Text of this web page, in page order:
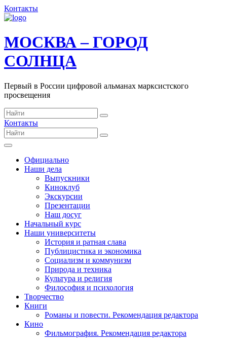
Контакты
МОСКВА – ГОРОД
СОЛНЦА
Первый в России цифровой альманах марксистского
просвещения
Контакты
Официально
Наши дела
Выпускники
Киноклуб
Экскурсии
Презентации
Наш досуг
Начальный курс
Наши университеты
История и ратная слава
Публицистика и экономика
Социализм и коммунизм
Природа и техника
Культура и религия
Философия и психология
Творчество
Книги
Романы и повести. Рекомендация редактора
Кино
Фильмография. Рекомендация редактора